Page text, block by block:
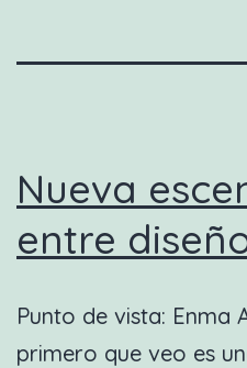
Nueva
entre
Punto de vista: Enma
primero que veo es